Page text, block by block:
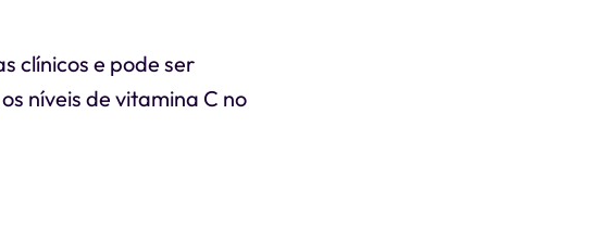
clínicos e pode ser
níveis de vitamina C no